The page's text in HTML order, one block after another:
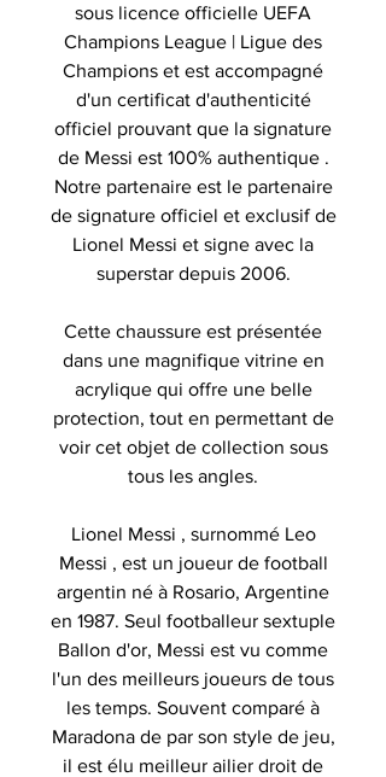
sous licence officielle UEFA
Champions League | Ligue des
Champions et est accompagné
d'un certificat d'authenticité
officiel prouvant que la signature
de Messi est 100% authentique .
Notre partenaire est le partenaire
de signature officiel et exclusif de
Lionel Messi et signe avec la
superstar depuis 2006.
Cette chaussure est présentée
dans une magnifique vitrine en
acrylique qui offre une belle
protection, tout en permettant de
voir cet objet de collection sous
tous les angles.
Lionel Messi , surnommé Leo
Messi , est un joueur de football
argentin né à Rosario, Argentine
en 1987. Seul footballeur sextuple
Ballon d'or, Messi est vu comme
l'un des meilleurs joueurs de tous
les temps. Souvent comparé à
Maradona de par son style de jeu,
il est élu meilleur ailier droit de